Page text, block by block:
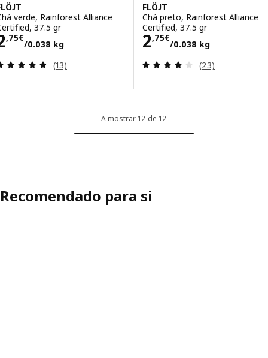
verde, Rainforest Alliance
37.5 gr
,75€
/0.038 kg2,75€/0.038 kg
Avaliação: 4.8 fora de 5 estrelas. Total de
(13)
FLÖJT
Chá preto, Rainforest Alliance
Certified, 37.5 gr
2,75€
/0.038 kg
Preço 2,75€/
Avaliação: 4.1
(23)
A mostrar 12 de 12
Recomendado para si